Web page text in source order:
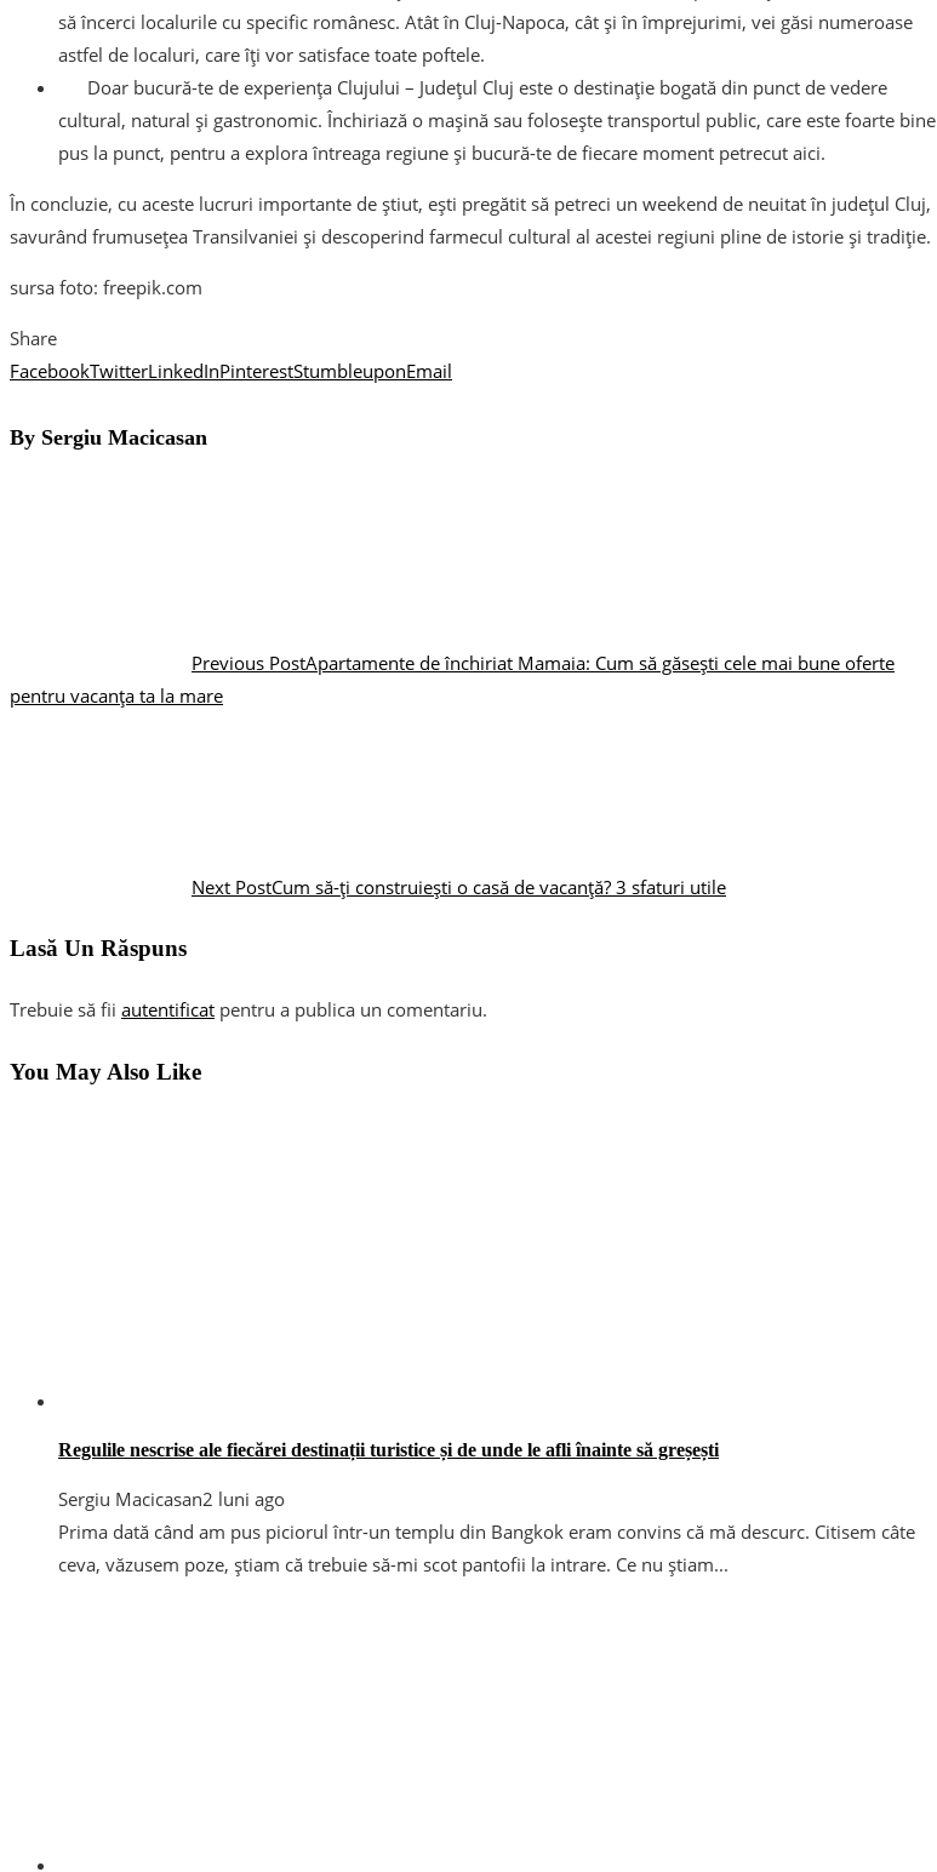
să încerci localurile cu specific românesc. Atât în Cluj-Napoca, cât și în împrejurimi, vei găsi numeroase
astfel de localuri, care îți vor satisface toate poftele.
Doar bucură-te de experiența Clujului – Județul Cluj este o destinație bogată din punct de vedere
cultural, natural și gastronomic. Închiriază o mașină sau folosește transportul public, care este foarte bine
pus la punct, pentru a explora întreaga regiune și bucură-te de fiecare moment petrecut aici.
În concluzie, cu aceste lucruri importante de știut, ești pregătit să petreci un weekend de neuitat în județul Cluj,
savurând frumusețea Transilvaniei și descoperind farmecul cultural al acestei regiuni pline de istorie și tradiție.
sursa foto: freepik.com
Share
FacebookTwitterLinkedInPinterestStumbleuponEmail
By Sergiu Macicasan
Previous PostApartamente de închiriat Mamaia: Cum să găsești cele mai bune oferte
pentru vacanța ta la mare
Next PostCum să-ți construiești o casă de vacanță? 3 sfaturi utile
Lasă Un Răspuns
Trebuie să fii autentificat pentru a publica un comentariu.
You May Also Like
Regulile nescrise ale fiecărei destinații turistice și de unde le afli înainte să greșești
Sergiu Macicasan2 luni ago
Prima dată când am pus piciorul într-un templu din Bangkok eram convins că mă descurc. Citisem câte
ceva, văzusem poze, știam că trebuie să-mi scot pantofii la intrare. Ce nu știam...